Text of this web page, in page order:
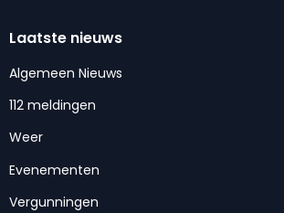
Laatste nieuws
Algemeen Nieuws
112 meldingen
Weer
Evenementen
Vergunningen